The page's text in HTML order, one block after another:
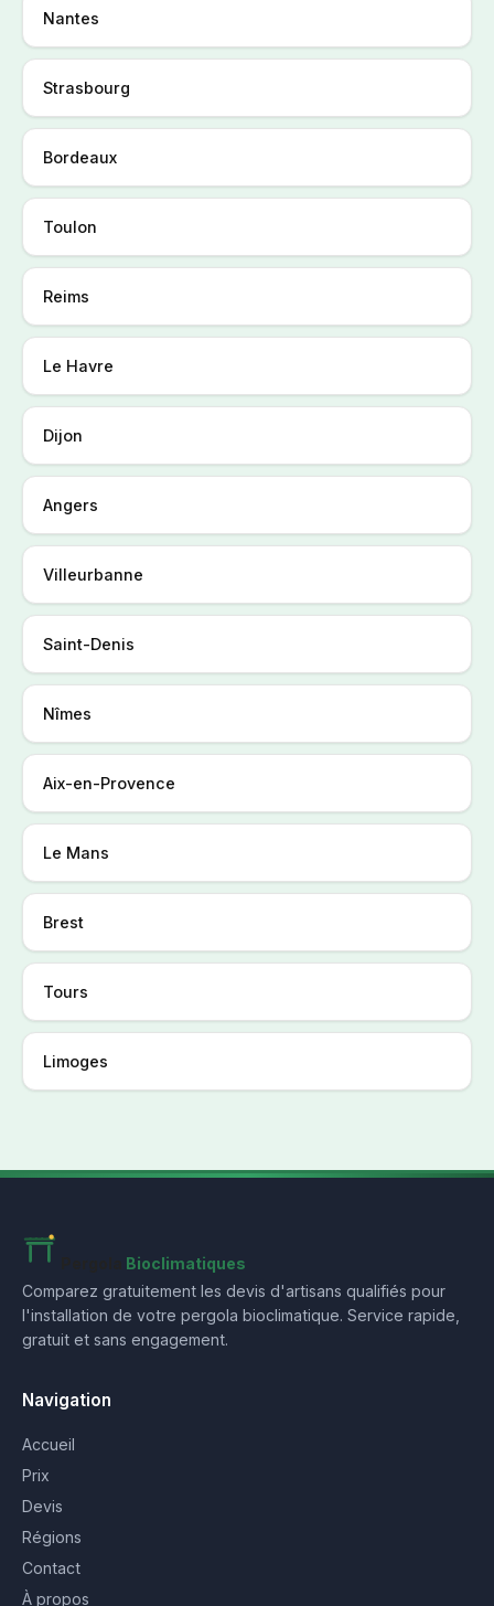
Nantes
Strasbourg
Bordeaux
Toulon
Reims
Le Havre
Dijon
Angers
Villeurbanne
Saint-Denis
Nîmes
Aix-en-Provence
Le Mans
Brest
Tours
Limoges
Bioclimatiques
Comparez gratuitement les devis d'artisans qualifiés pour
l'installation de votre pergola bioclimatique. Service rapide,
gratuit et sans engagement.
Navigation
Accueil
Prix
Devis
Régions
Contact
À propos